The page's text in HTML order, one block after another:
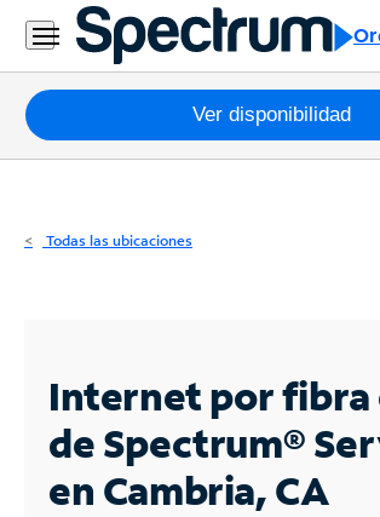
Residencial
Business
Paquetes
Internet
Business
Contáctanos
Ver disponibilidad
Todas las ubicaciones
Internet por fibra
de Spectrum®
en Cambria, CA